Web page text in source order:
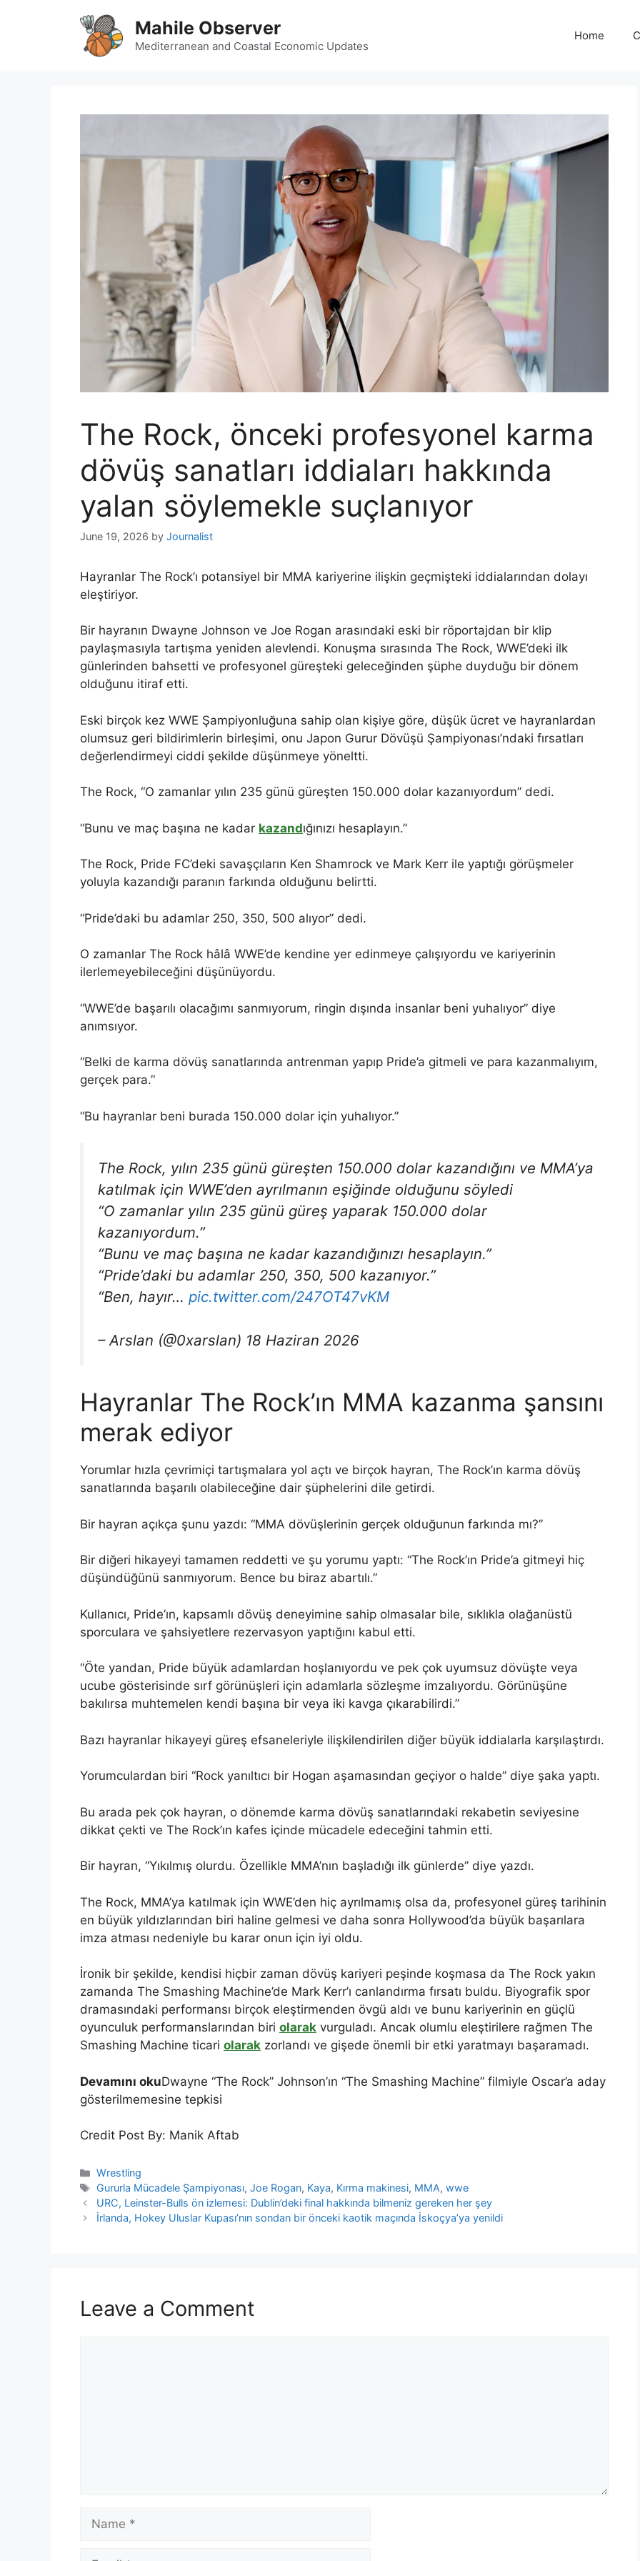
Mahile Observer
Mediterranean and Coastal Economic Updates
Home
The Rock, önceki profesyonel karma
dövüş sanatları iddiaları hakkında
yalan söylemekle suçlanıyor
June 19, 2026 by Journalist
Hayranlar The Rock’ı potansiyel bir MMA kariyerine ilişkin geçmişteki iddialarından dolayı
eleştiriyor.
Bir hayranın Dwayne Johnson ve Joe Rogan arasındaki eski bir röportajdan bir klip
paylaşmasıyla tartışma yeniden alevlendi. Konuşma sırasında The Rock, WWE’deki ilk
günlerinden bahsetti ve profesyonel güreşteki geleceğinden şüphe duyduğu bir dönem
olduğunu itiraf etti.
Eski birçok kez WWE Şampiyonluğuna sahip olan kişiye göre, düşük ücret ve hayranlardan
olumsuz geri bildirimlerin birleşimi, onu Japon Gurur Dövüşü Şampiyonası’ndaki fırsatları
değerlendirmeyi ciddi şekilde düşünmeye yöneltti.
The Rock, “O zamanlar yılın 235 günü güreşten 150.000 dolar kazanıyordum” dedi.
“Bunu ve maç başına ne kadar kazandığınızı hesaplayın.”
The Rock, Pride FC’deki savaşçıların Ken Shamrock ve Mark Kerr ile yaptığı görüşmeler
yoluyla kazandığı paranın farkında olduğunu belirtti.
“Pride’daki bu adamlar 250, 350, 500 alıyor” dedi.
O zamanlar The Rock hâlâ WWE’de kendine yer edinmeye çalışıyordu ve kariyerinin
ilerlemeyebileceğini düşünüyordu.
“WWE’de başarılı olacağımı sanmıyorum, ringin dışında insanlar beni yuhalıyor” diye
anımsıyor.
“Belki de karma dövüş sanatlarında antrenman yapıp Pride’a gitmeli ve para kazanmalıyım,
gerçek para.”
“Bu hayranlar beni burada 150.000 dolar için yuhalıyor.”
The Rock, yılın 235 günü güreşten 150.000 dolar kazandığını ve MMA’ya
katılmak için WWE’den ayrılmanın eşiğinde olduğunu söyledi
“O zamanlar yılın 235 günü güreş yaparak 150.000 dolar
kazanıyordum.”
“Bunu ve maç başına ne kadar kazandığınızı hesaplayın.”
“Pride’daki bu adamlar 250, 350, 500 kazanıyor.”
“Ben, hayır… pic.twitter.com/247OT47vKM
– Arslan (@0xarslan) 18 Haziran 2026
Hayranlar The Rock’ın MMA kazanma şansını
merak ediyor
Yorumlar hızla çevrimiçi tartışmalara yol açtı ve birçok hayran, The Rock’ın karma dövüş
sanatlarında başarılı olabileceğine dair şüphelerini dile getirdi.
Bir hayran açıkça şunu yazdı: “MMA dövüşlerinin gerçek olduğunun farkında mı?”
Bir diğeri hikayeyi tamamen reddetti ve şu yorumu yaptı: “The Rock’ın Pride’a gitmeyi hiç
düşündüğünü sanmıyorum. Bence bu biraz abartılı.”
Kullanıcı, Pride’ın, kapsamlı dövüş deneyimine sahip olmasalar bile, sıklıkla olağanüstü
sporculara ve şahsiyetlere rezervasyon yaptığını kabul etti.
“Öte yandan, Pride büyük adamlardan hoşlanıyordu ve pek çok uyumsuz dövüşte veya
ucube gösterisinde sırf görünüşleri için adamlarla sözleşme imzalıyordu. Görünüşüne
bakılırsa muhtemelen kendi başına bir veya iki kavga çıkarabilirdi.”
Bazı hayranlar hikayeyi güreş efsaneleriyle ilişkilendirilen diğer büyük iddialarla karşılaştırdı.
Yorumculardan biri “Rock yanıltıcı bir Hogan aşamasından geçiyor o halde” diye şaka yaptı.
Bu arada pek çok hayran, o dönemde karma dövüş sanatlarındaki rekabetin seviyesine
dikkat çekti ve The Rock’ın kafes içinde mücadele edeceğini tahmin etti.
Bir hayran, “Yıkılmış olurdu. Özellikle MMA’nın başladığı ilk günlerde” diye yazdı.
The Rock, MMA’ya katılmak için WWE’den hiç ayrılmamış olsa da, profesyonel güreş tarihinin
en büyük yıldızlarından biri haline gelmesi ve daha sonra Hollywood’da büyük başarılara
imza atması nedeniyle bu karar onun için iyi oldu.
İronik bir şekilde, kendisi hiçbir zaman dövüş kariyeri peşinde koşmasa da The Rock yakın
zamanda The Smashing Machine’de Mark Kerr’ı canlandırma fırsatı buldu. Biyografik spor
dramasındaki performansı birçok eleştirmenden övgü aldı ve bunu kariyerinin en güçlü
oyunculuk performanslarından biri olarak vurguladı. Ancak olumlu eleştirilere rağmen The
Smashing Machine ticari olarak zorlandı ve gişede önemli bir etki yaratmayı başaramadı.
Devamını okuDwayne “The Rock” Johnson’ın “The Smashing Machine” filmiyle Oscar’a aday
gösterilmemesine tepkisi
Credit Post By: Manik Aftab
Categories
Wrestling
Tags
Gururla Mücadele Şampiyonası,Joe Rogan, Kaya, Kırma makinesi, MMA,wwe
URC, Leinster-Bulls ön izlemesi: Dublin’deki final hakkında bilmeniz gereken her şey
İrlanda, Hokey Uluslar Kupası’nın sondan bir önceki kaotik maçında İskoçya’ya yenildi
Leave a Comment
Name
Email